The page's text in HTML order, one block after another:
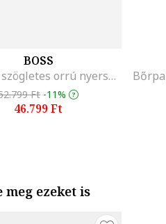
BOSS
Charlize szögletes orrú nyersbőr papucs, Karamellbarna
Ft -11%
46.799 Ft
meg ezeket is